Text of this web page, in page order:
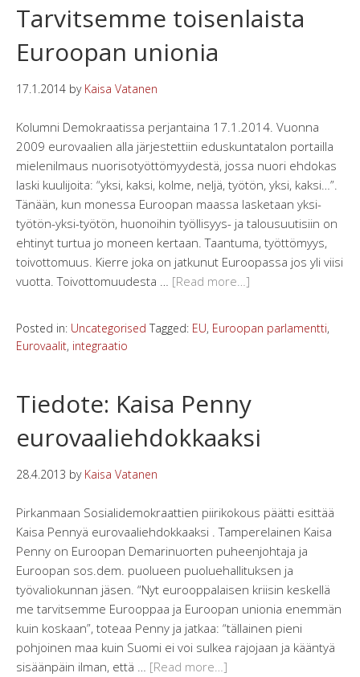
Tarvitsemme toisenlaista
Euroopan unionia
17.1.2014 by Kaisa Vatanen
Kolumni Demokraatissa perjantaina 17.1.2014. Vuonna
2009 eurovaalien alla järjestettiin eduskuntatalon portailla
mielenilmaus nuorisotyöttömyydestä, jossa nuori ehdokas
laski kuulijoita: “yksi, kaksi, kolme, neljä, työtön, yksi, kaksi…”.
Tänään, kun monessa Euroopan maassa lasketaan yksi-
työtön-yksi-työtön, huonoihin työllisyys- ja talousuutisiin on
ehtinyt turtua jo moneen kertaan. Taantuma, työttömyys,
toivottomuus. Kierre joka on jatkunut Euroopassa jos yli viisi
vuotta. Toivottomuudesta … [Read more…]
Posted in: Uncategorised Tagged: EU, Euroopan parlamentti,
Eurovaalit, integraatio
Tiedote: Kaisa Penny
eurovaaliehdokkaaksi
28.4.2013 by Kaisa Vatanen
Pirkanmaan Sosialidemokraattien piirikokous päätti esittää
Kaisa Pennyä eurovaaliehdokkaaksi . Tamperelainen Kaisa
Penny on Euroopan Demarinuorten puheenjohtaja ja
Euroopan sos.dem. puolueen puoluehallituksen ja
työvaliokunnan jäsen. “Nyt eurooppalaisen kriisin keskellä
me tarvitsemme Eurooppaa ja Euroopan unionia enemmän
kuin koskaan”, toteaa Penny ja jatkaa: “tällainen pieni
pohjoinen maa kuin Suomi ei voi sulkea rajojaan ja kääntyä
sisäänpäin ilman, että … [Read more…]